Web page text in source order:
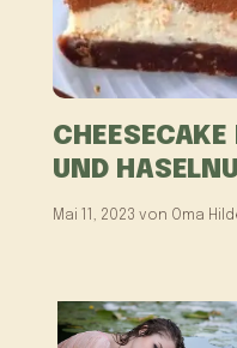
UND
Mai 11, 2023 von Oma